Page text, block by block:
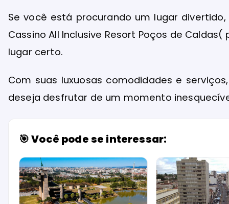
Se você está procurando um lugar
Cassino All Inclusive Resort Poços de
lugar certo.
Com suas luxuosas comodidades e
deseja desfrutar de um momento
🎯 Você pode se interessar: